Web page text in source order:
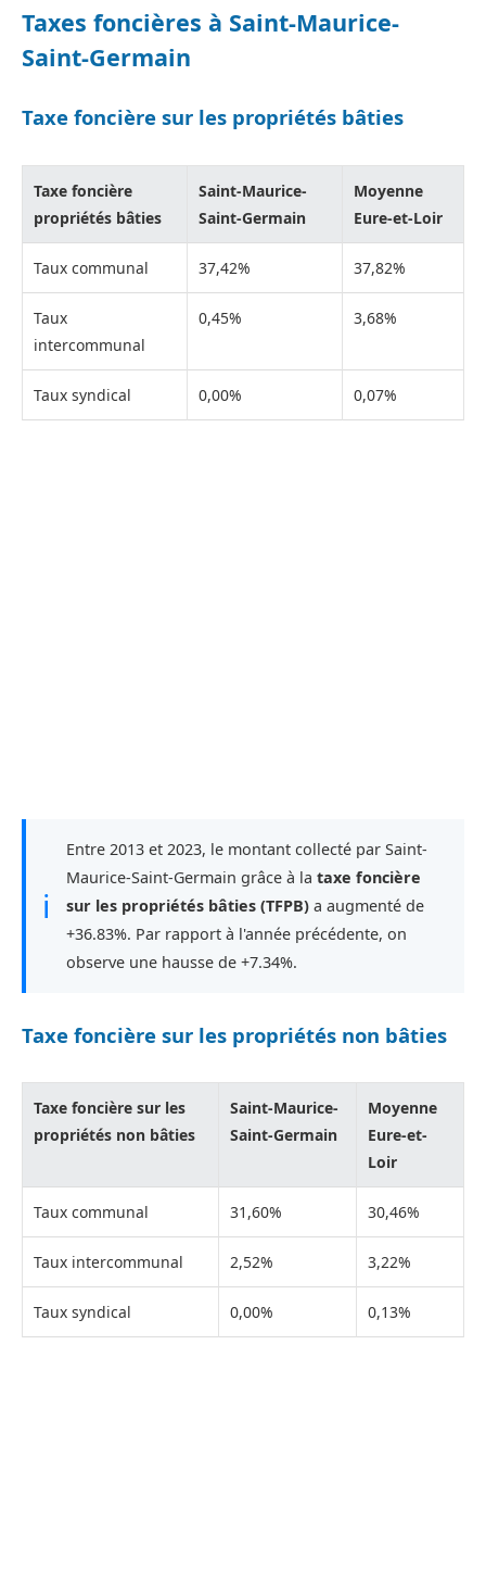
Taxes foncières à Saint-Maurice-
Saint-Germain
Taxe foncière sur les propriétés bâties
Taxe foncière
propriétés bâties
Saint-Maurice-
Saint-Germain
Moyenne
Eure-et-Loir
Taux communal 37,42% 37,82%
Taux
intercommunal
0,45% 3,68%
Taux syndical 0,00% 0,07%
ℹ
Entre 2013 et 2023, le montant collecté par Saint-
Maurice-Saint-Germain grâce à la taxe foncière
sur les propriétés bâties (TFPB) a augmenté de
+36.83%. Par rapport à l'année précédente, on
observe une hausse de +7.34%.
Taxe foncière sur les propriétés non bâties
Taxe foncière sur les
propriétés non bâties
Saint-Maurice-
Saint-Germain
Moyenne
Eure-et-
Loir
Taux communal 31,60% 30,46%
Taux intercommunal 2,52% 3,22%
Taux syndical 0,00% 0,13%